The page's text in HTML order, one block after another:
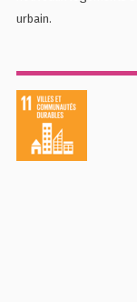
urbain.